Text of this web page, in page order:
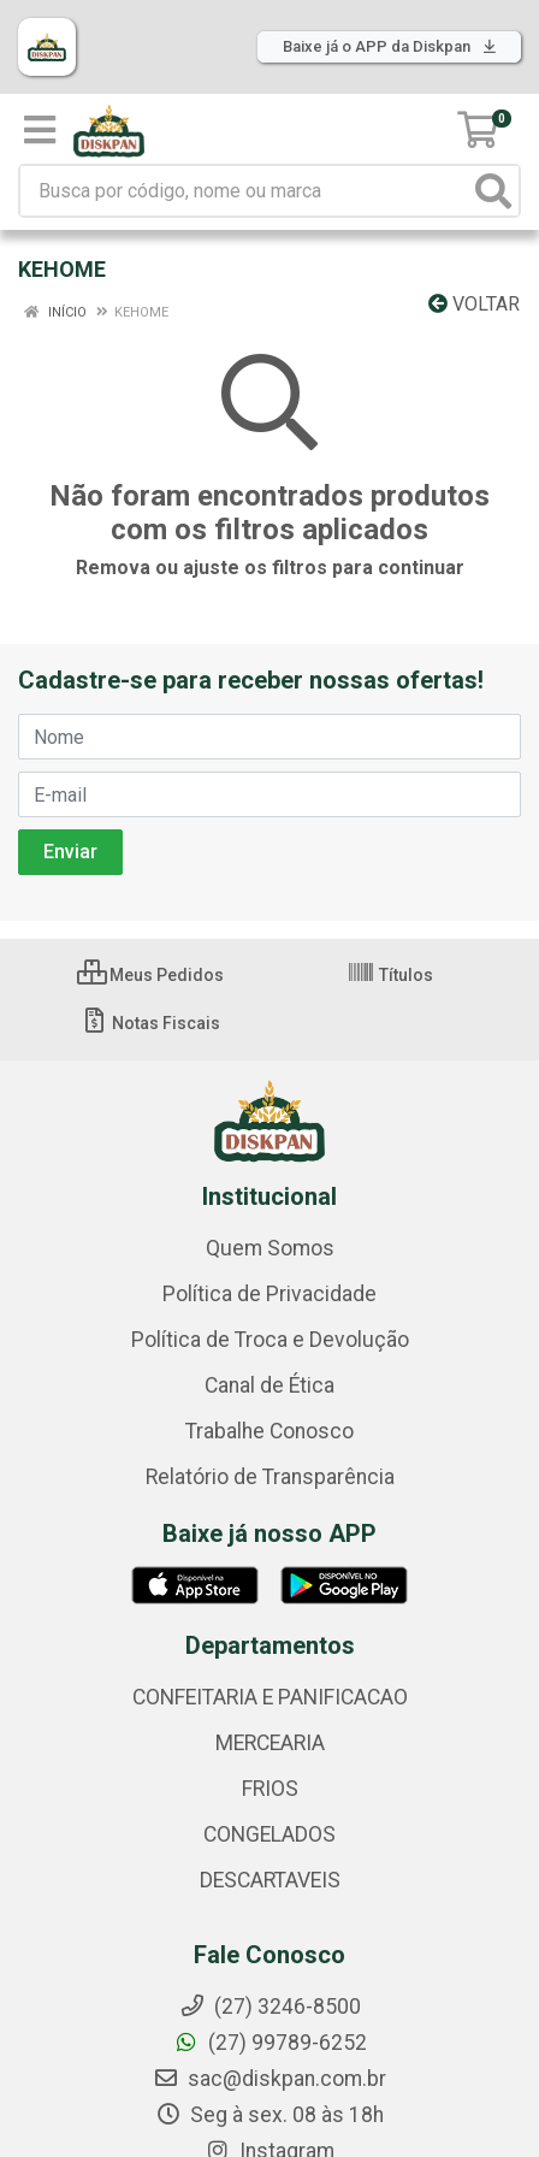
Baixe já o APP da Diskpan
0
KEHOME
VOLTAR
INÍCIO KEHOME
Não foram encontrados produtos
com os filtros aplicados
Remova ou ajuste os filtros para continuar
Cadastre-se para receber nossas ofertas!
Meus Pedidos Títulos
Notas Fiscais
Institucional
Quem Somos
Política de Privacidade
Política de Troca e Devolução
Canal de Ética
Trabalhe Conosco
Relatório de Transparência
Baixe já nosso APP
Departamentos
CONFEITARIA E PANIFICACAO
MERCEARIA
FRIOS
CONGELADOS
DESCARTAVEIS
Fale Conosco
(27) 3246-8500
(27) 99789-6252
sac@diskpan.com.br
Seg à sex. 08 às 18h
Instagram